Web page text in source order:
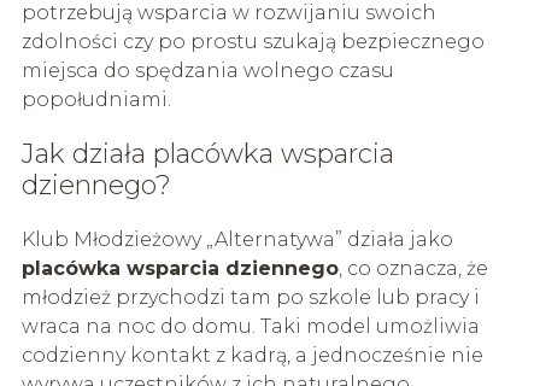
potrzebują wsparcia w rozwijaniu swoich
zdolności czy po prostu szukają bezpiecznego
miejsca do spędzania wolnego czasu
popołudniami.
Jak działa placówka wsparcia
dziennego?
Klub Młodzieżowy „Alternatywa” działa jako
placówka wsparcia dziennego, co oznacza, że
młodzież przychodzi tam po szkole lub pracy i
wraca na noc do domu. Taki model umożliwia
codzienny kontakt z kadrą, a jednocześnie nie